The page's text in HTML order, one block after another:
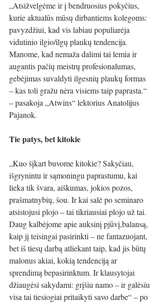
„Atsižvelgėme ir į bendruosius pokyčius,
kurie aktualūs mūsų dirbantiems kolegoms:
pavyzdžiui, kad vis labiau populiarėja
vidutinio ilgio/ilgų plaukų tendencija.
Manome, kad nemaža dalimi tai lemia ir
augantis pačių meistrų profesionalumas,
gebėjimas suvaldyti ilgesnių plaukų formas
– kas toli gražu nėra visiems taip paprasta.“
– pasakoja „Atwins“ lektorius Anatolijus
Pajanok.
Tie patys, bet kitokie
„Kuo šįkart buvome kitokie? Sakyčiau,
išgrynintu ir sąmoningu paprastumu, kai
lieka tik švara, aiškumas, jokios pozos,
prašmatnybių, šou. Ir kai salė po seminaro
atsistojusi plojo – tai tikriausiai plojo už tai.
Daug kalbėjome apie auksinį pjūvį,balansą,
kaip jį teisingai pasirinkti – ne fantazuojant,
bet iš tiesų darbą atliekant taip, kad jis būtų
malonus akiai, kokią tendenciją ar
sprendimą bepasirinktum. Ir klausytojai
džiaugėsi sakydami: grįšiu namo – ir galėsiu
visa tai tiesiogiai pritaikyti savo darbe“ – po